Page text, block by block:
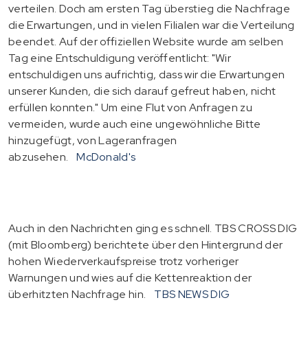
verteilen. Doch am ersten Tag überstieg die Nachfrage
die Erwartungen, und in vielen Filialen war die Verteilung
beendet. Auf der offiziellen Website wurde am selben
Tag eine Entschuldigung veröffentlicht: "Wir
entschuldigen uns aufrichtig, dass wir die Erwartungen
unserer Kunden, die sich darauf gefreut haben, nicht
erfüllen konnten." Um eine Flut von Anfragen zu
vermeiden, wurde auch eine ungewöhnliche Bitte
hinzugefügt, von Lageranfragen
abzusehen.
McDonald's
Auch in den Nachrichten ging es schnell. TBS CROSS DIG
(mit Bloomberg) berichtete über den Hintergrund der
hohen Wiederverkaufspreise trotz vorheriger
Warnungen und wies auf die Kettenreaktion der
überhitzten Nachfrage hin.
TBS NEWS DIG